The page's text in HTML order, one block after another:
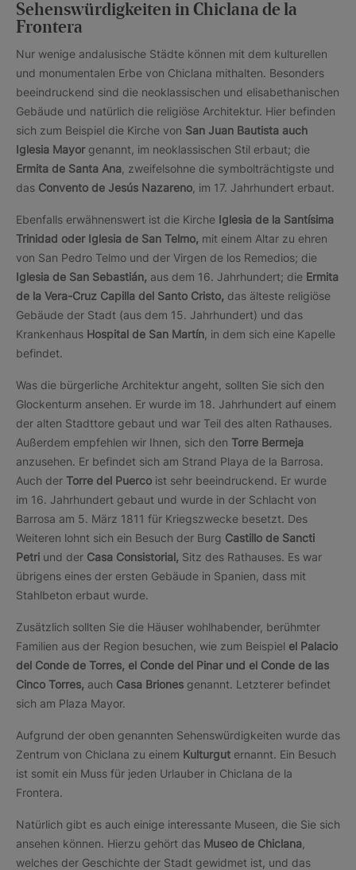
Sehenswürdigkeiten in Chiclana de la
Frontera
Nur wenige andalusische Städte können mit dem kulturellen
und monumentalen Erbe von Chiclana mithalten. Besonders
beeindruckend sind die neoklassischen und elisabethanischen
Gebäude und natürlich die religiöse Architektur. Hier befinden
sich zum Beispiel die Kirche von San Juan Bautista auch
Iglesia Mayor genannt, im neoklassischen Stil erbaut; die
Ermita de Santa Ana , zweifelsohne die symbolträchtigste und
das Convento de Jesús Nazareno , im 17. Jahrhundert erbaut.
Ebenfalls erwähnenswert ist die Kirche Iglesia de la Santísima
Trinidad oder Iglesia de San Telmo, mit einem Altar zu ehren
von San Pedro Telmo und der Virgen de los Remedios; die
Iglesia de San Sebastián, aus dem 16. Jahrhundert; die Ermita
de la Vera-Cruz Capilla del Santo Cristo, das älteste religiöse
Gebäude der Stadt (aus dem 15. Jahrhundert) und das
Krankenhaus Hospital de San Martín , in dem sich eine Kapelle
befindet.
Was die bürgerliche Architektur angeht, sollten Sie sich den
Glockenturm ansehen. Er wurde im 18. Jahrhundert auf einem
der alten Stadttore gebaut und war Teil des alten Rathauses.
Außerdem empfehlen wir Ihnen, sich den Torre Bermeja
anzusehen. Er befindet sich am Strand Playa de la Barrosa.
Auch der Torre del Puerco ist sehr beeindruckend. Er wurde
im 16. Jahrhundert gebaut und wurde in der Schlacht von
Barrosa am 5. März 1811 für Kriegszwecke besetzt. Des
Weiteren lohnt sich ein Besuch der Burg Castillo de Sancti
Petri und der Casa Consistorial, Sitz des Rathauses. Es war
übrigens eines der ersten Gebäude in Spanien, dass mit
Stahlbeton erbaut wurde.
Zusätzlich sollten Sie die Häuser wohlhabender, berühmter
Familien aus der Region besuchen, wie zum Beispiel el Palacio
del Conde de Torres, el Conde del Pinar und el Conde de las
Cinco Torres, auch Casa Briones genannt. Letzterer befindet
sich am Plaza Mayor.
Aufgrund der oben genannten Sehenswürdigkeiten wurde das
Zentrum von Chiclana zu einem Kulturgut ernannt. Ein Besuch
ist somit ein Muss für jeden Urlauber in Chiclana de la
Frontera.
Natürlich gibt es auch einige interessante Museen, die Sie sich
ansehen können. Hierzu gehört das Museo de Chiclana
welches der Geschichte der Stadt gewidmet ist, und das